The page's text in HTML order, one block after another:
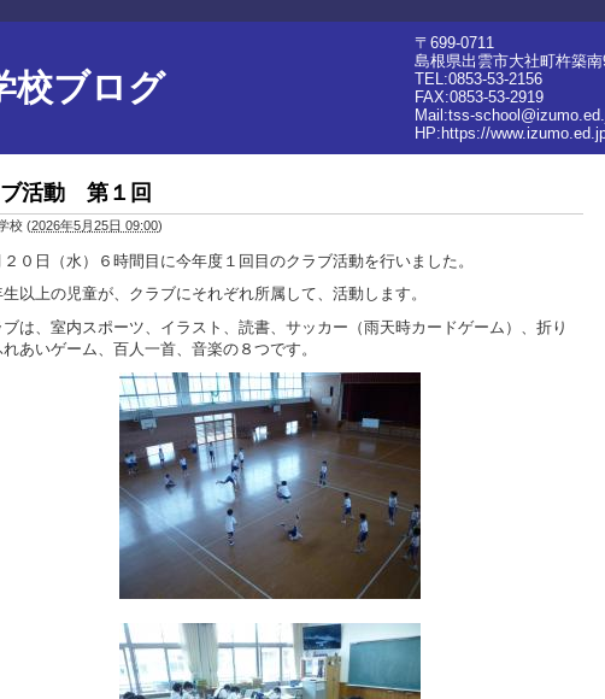
校ブログ
〒699-0711
島根県出雲市大社町杵築南
TEL:0853-53-2156
FAX:0853-53-2919
Mail:tss-
HP: https://
活動 第１回
校 (2026年5月25日 09:00)
０日（水）６時間目に今年度１回目のクラブ活動を行いました。
以上の児童が、クラブにそれぞれ所属して、活動します。
は、室内スポーツ、イラスト、読書、サッカー（雨天時カードゲーム）、折り
あいゲーム、百人一首、音楽の８つです。